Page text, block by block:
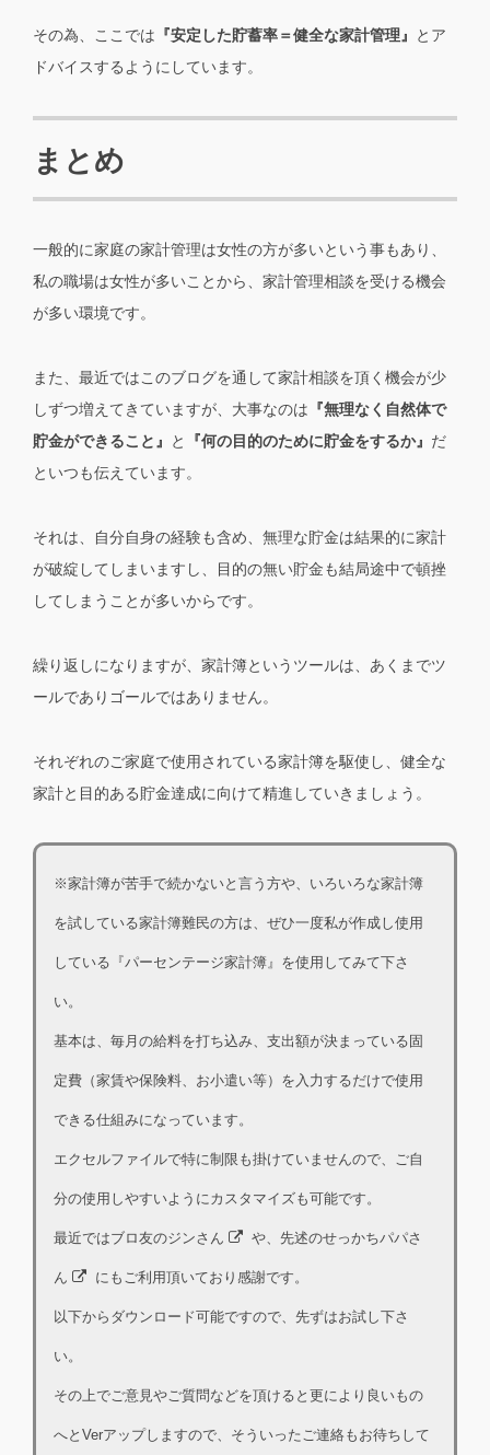
その為、ここでは 『安定した貯蓄率＝健全な家計管理』
とア
ドバイスするようにしています。
まとめ
一般的に家庭の家計管理は女性の方が多いという事もあり、
私の職場は女性が多いことから、家計管理相談を受ける機会
が多い環境です。
また、最近ではこのブログを通して家計相談を頂く機会が少
しずつ増えてきていますが、大事なのは 『無理なく自然体で
貯金ができること』
と 『何の目的のために貯金をするか』 だ
といつも伝えています。
それは、自分自身の経験も含め、無理な貯金は結果的に家計
が破綻してしまいますし、目的の無い貯金も結局途中で頓挫
してしまうことが多いからです。
繰り返しになりますが、家計簿というツールは、あくまでツ
ールでありゴールではありません。
それぞれのご家庭で使用されている家計簿を駆使し、健全な
家計と目的ある貯金達成に向けて精進していきましょう。
※家計簿が苦手で続かないと言う方や、いろいろな家計簿
を試している家計簿難民の方は、ぜひ一度私が作成し使用
している『パーセンテージ家計簿』を使用してみて下さ
い。
基本は、毎月の給料を打ち込み、支出額が決まっている固
定費（家賃や保険料、お小遣い等）を入力するだけで使用
できる仕組みになっています。
エクセルファイルで特に制限も掛けていませんので、ご自
分の使用しやすいようにカスタマイズも可能です。
最近ではブロ友のジンさん や、先述のせっかちパパさ
ん にもご利用頂いており感謝です。
以下からダウンロード可能ですので、先ずはお試し下さ
い。
その上でご意見やご質問などを頂けると更により良いもの
へとVerアップしますので、そういったご連絡もお待ちして